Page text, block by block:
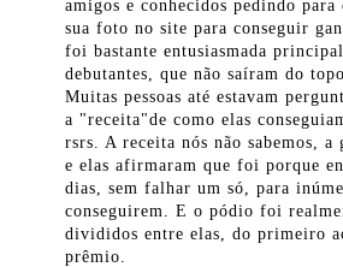
amigos e conhecidos pedindo para
sua foto no site para conseguir
foi bastante entusiasmada
debutantes, que não saíram do
Muitas pessoas até estavam
a "receita"de como elas
rsrs. A receita nós não sabemos, a
e elas afirmaram que foi porque
dias, sem falhar um só, para
conseguirem. E o pódio foi
divididos entre elas, do primeiro
prêmio.